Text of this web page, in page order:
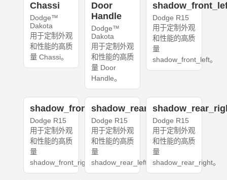
Chassi
Dodge™
Dakota
用于定制外观
和性能的高质
量 Chassi。
Door
Handle
Dodge™
Dakota
用于定制外观
和性能的高质
量 Door
Handle。
Dodge R15
用于定制外观
和性能的高质
量
shadow_front_left。
shadow_front_right
Dodge R15
用于定制外观
和性能的高质
量
shadow_front_right。
shadow_rear_left
Dodge R15
用于定制外观
和性能的高质
量
shadow_rear_left。
Dodge R15
用于定制外观
和性能的高质
量
shadow_rear_right。